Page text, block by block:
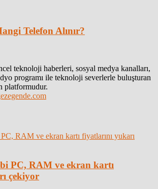
Telefon Alınır?
teknoloji haberleri, sosyal medya kanalları,
programı ile teknoloji severlerle buluşturan
platformudur.
PC, RAM ve ekran kartı
çekiyor